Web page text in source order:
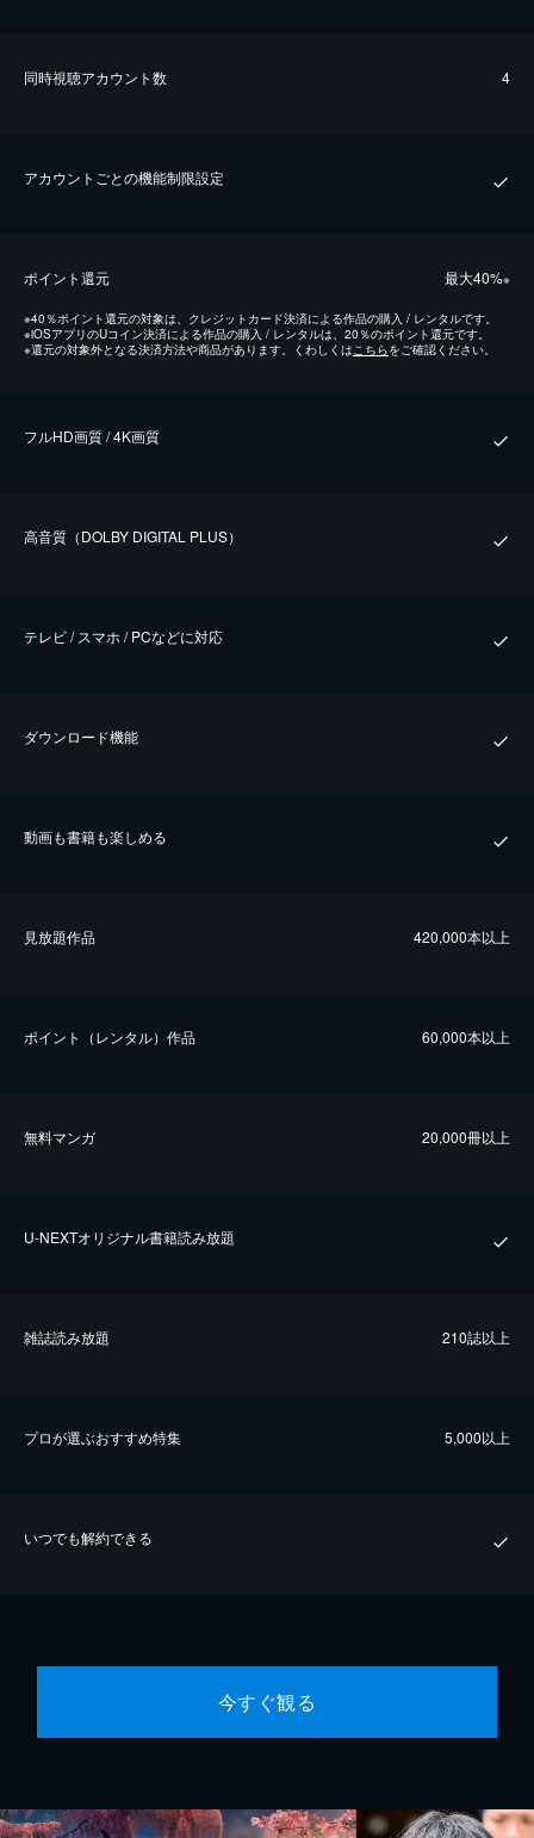
同時視聴アカウント数 4
アカウントごとの機能制限設定
ポイント還元 最⼤40%※
※40％ポイント還元の対象は、クレジットカード決済による作品の購入 / レンタルです。
※iOSアプリのUコイン決済による作品の購入 / レンタルは、20％のポイント還元です。
※還元の対象外となる決済方法や商品があります。くわしくは こちらをご確認ください。
フルHD画質 / 4K画質
⾼⾳質（DOLBY DIGITAL PLUS）
テレビ / スマホ / PCなどに対応
ダウンロード機能
動画も書籍も楽しめる
⾒放題作品 420,000本以上
ポイント（レンタル）作品 60,000本以上
無料マンガ 20,000冊以上
U-NEXTオリジナル書籍読み放題
雑誌読み放題 210誌以上
プロが選ぶおすすめ特集 5,000以上
いつでも解約できる
今すぐ観る